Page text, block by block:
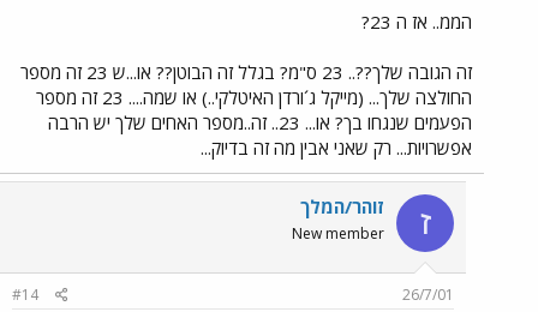
הממ.. אז ה 23?
זה הגובה שלך??.. 23 ס"מ? בגלל זה הבוטן?? או...ש 23 זה מספר
החולצה שלך... (מייקל ג´ורדן האיטלקי..) או שמה.... 23 זה מספר
הפעמים שנגחו בך? או... 23.. זה..מספר האחים שלך יש הרבה
אפשרויות... רק שאני אבין מה זה בדיוק...
ז זוהר/המלך
New member
26/7/01
#14